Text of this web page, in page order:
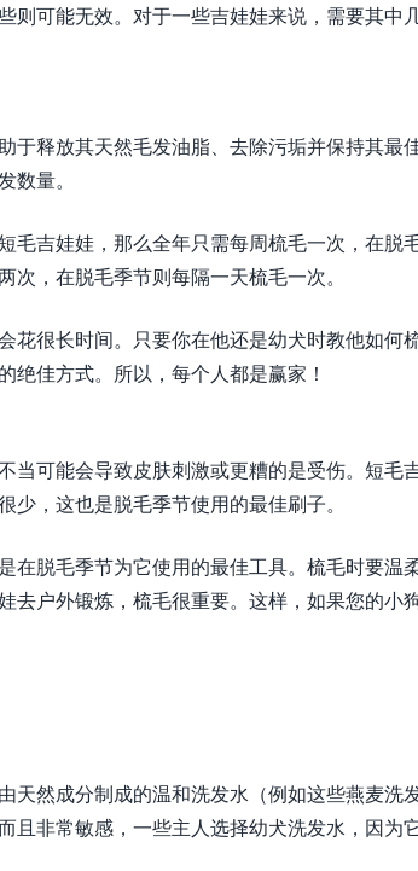
则可能无效。对于一些吉娃娃来说，需要其中
于释放其天然毛发油脂、去除污垢并保持其最
量。
毛吉娃娃，那么全年只需每周梳毛一次，在脱
，在脱毛季节则每隔一天梳毛一次。
花很长时间。只要你在他还是幼犬时教他如何
佳方式。所以，每个人都是赢家！
当可能会导致皮肤刺激或更糟的是受伤。短毛
，这也是脱毛季节使用的最佳刷子。
脱毛季节为它使用的最佳工具。梳毛时要温
去户外锻炼，梳毛很重要。这样，如果您的小
天然成分制成的温和洗发水（例如这些燕麦洗
且非常敏感，一些主人选择幼犬洗发水，因为